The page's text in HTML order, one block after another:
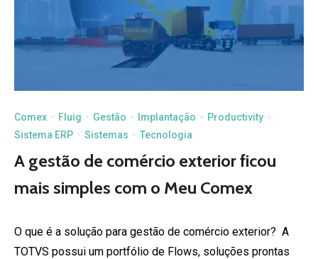
Comex · Fluig · Gestão · Implantação · Productivity ·
Sistema ERP · Sistemas · Tecnologia
A gestão de comércio exterior ficou
mais simples com o Meu Comex
O que é a solução para gestão de comércio exterior? A
TOTVS possui um portfólio de Flows, soluções prontas